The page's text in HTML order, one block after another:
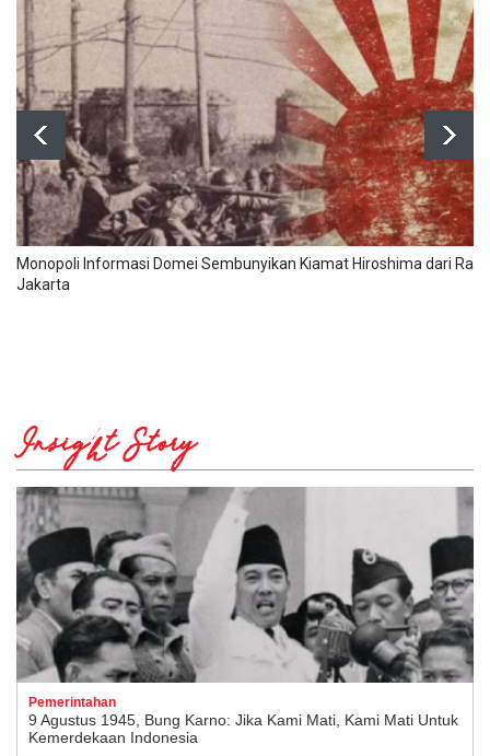
Monopoli Informasi Domei Sembunyikan Kiamat Hiroshima dari
Jakarta
Insight Story
Pemerintahan
9 Agustus 1945, Bung Karno: Jika Kami Mati, Kami Mati Untuk
Kemerdekaan Indonesia